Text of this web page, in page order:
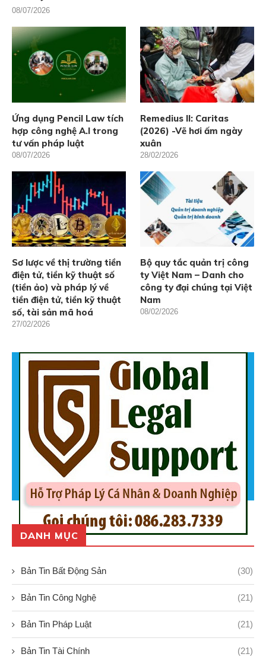
08/07/2026
Ứng dụng Pencil Law tích
hợp công nghệ A.I trong
tư vấn pháp luật
08/07/2026
Remedius II: Caritas
(2026) -Vẽ hơi ấm ngày
xuân
28/02/2026
Sơ lược về thị trường tiền
điện tử, tiền kỹ thuật số
(tiền ảo) và pháp lý về
tiền điện tử, tiền kỹ thuật
số, tài sản mã hoá
27/02/2026
Bộ quy tắc quản trị công
ty Việt Nam – Danh cho
công ty đại chúng tại Việt
Nam
08/02/2026
DANH MỤC
Bản Tin Bất Động Sản (30)
Bản Tin Công Nghệ (21)
Bản Tin Pháp Luật (21)
Bản Tin Tài Chính (21)